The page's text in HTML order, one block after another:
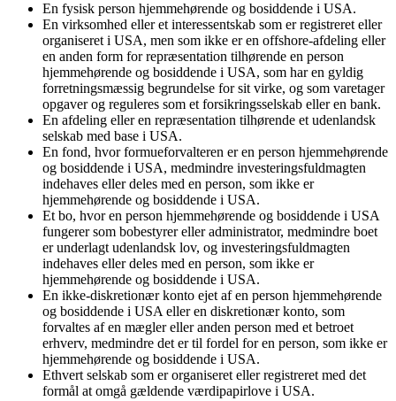
En fysisk person hjemmehørende og bosiddende i USA.
En virksomhed eller et interessentskab som er registreret eller
organiseret i USA, men som ikke er en offshore-afdeling eller
en anden form for repræsentation tilhørende en person
hjemmehørende og bosiddende i USA, som har en gyldig
forretningsmæssig begrundelse for sit virke, og som varetager
opgaver og reguleres som et forsikringsselskab eller en bank.
En afdeling eller en repræsentation tilhørende et udenlandsk
selskab med base i USA.
En fond, hvor formueforvalteren er en person hjemmehørende
og bosiddende i USA, medmindre investeringsfuldmagten
indehaves eller deles med en person, som ikke er
hjemmehørende og bosiddende i USA.
Et bo, hvor en person hjemmehørende og bosiddende i USA
fungerer som bobestyrer eller administrator, medmindre boet
er underlagt udenlandsk lov, og investeringsfuldmagten
indehaves eller deles med en person, som ikke er
hjemmehørende og bosiddende i USA.
En ikke-diskretionær konto ejet af en person hjemmehørende
og bosiddende i USA eller en diskretionær konto, som
forvaltes af en mægler eller anden person med et betroet
erhverv, medmindre det er til fordel for en person, som ikke er
hjemmehørende og bosiddende i USA.
Ethvert selskab som er organiseret eller registreret med det
formål at omgå gældende værdipapirlove i USA.